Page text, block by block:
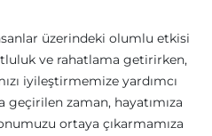
üzerindeki olumlu etkisi
ve rahatlama getirirken,
iyileştirmemize yardımcı
geçirilen zaman, hayatımıza
ortaya çıkarmamıza